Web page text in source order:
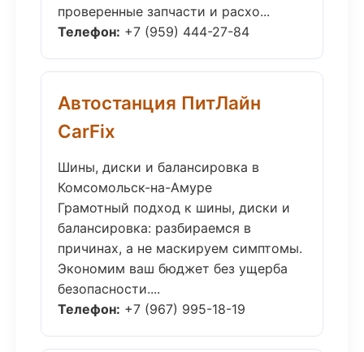
проверенные запчасти и расхо...
Телефон: +7 (959) 444-27-84
Автостанция ПитЛайн
CarFix
Шины, диски и балансировка в
Комсомольск-на-Амуре
Грамотный подход к шины, диски и
балансировка: разбираемся в
причинах, а не маскируем симптомы.
Экономим ваш бюджет без ущерба
безопасности....
Телефон: +7 (967) 995-18-19